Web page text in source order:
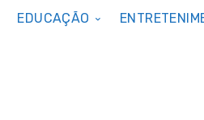
EDUCAÇÃO